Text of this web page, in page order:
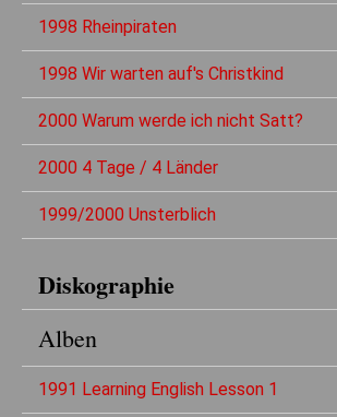
1998 Rheinpiraten
1998 Wir warten auf's Christkind
2000 Warum werde ich nicht Satt?
2000 4 Tage / 4 Länder
1999/2000 Unsterblich
Diskographie
Alben
1991 Learning English Lesson 1